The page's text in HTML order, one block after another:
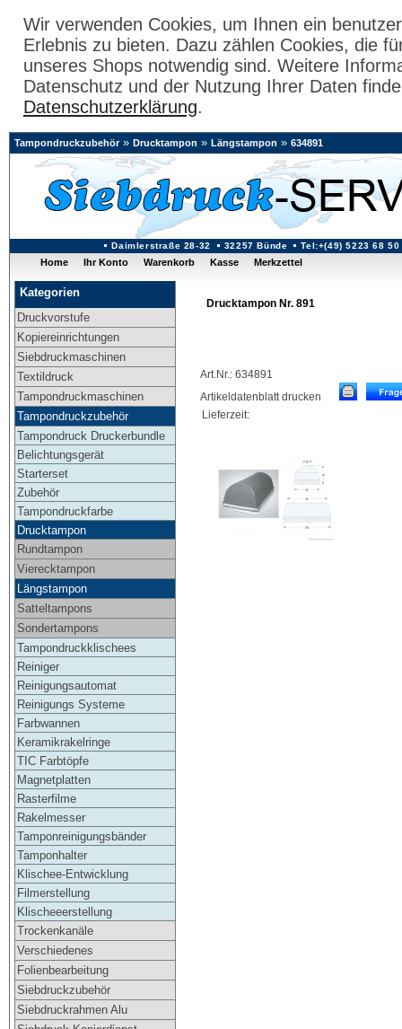
Wir verwenden Cookies, um Ihnen ein
Erlebnis zu bieten. Dazu zählen Cookies, die
unseres Shops notwendig sind. Weitere
Datenschutz und der Nutzung Ihrer Daten
Datenschutzerklärung.
Daimlerstraße 28-32 32257 Bünde Tel:+(49) 5223 68 50
Tampondruckzubehör» Drucktampon » Längstampon » 634891
Home Ihr Konto Warenkorb Kasse Merkzettel
Kategorien
Druckvorstufe
Kopiereinrichtungen
Siebdruckmaschinen
Textildruck
Tampondruckmaschinen
Tampondruckzubehör
Tampondruck Druckerbundle
Belichtungsgerät
Starterset
Zubehör
Tampondruckfarbe
Drucktampon
Rundtampon
Vierecktampon
Längstampon
Satteltampons
Sondertampons
Tampondruckklischees
Reiniger
Reinigungsautomat
Reinigungs Systeme
Farbwannen
Keramikrakelringe
TIC Farbtöpfe
Magnetplatten
Rasterfilme
Rakelmesser
Tamponreinigungsbänder
Tamponhalter
Klischee-Entwicklung
Filmerstellung
Klischeeerstellung
Trockenkanäle
Verschiedenes
Folienbearbeitung
Siebdruckzubehör
Siebdruckrahmen Alu
Drucktampon Nr. 891
Art.Nr.: 634891
Artikeldatenblatt drucken
Lieferzeit: